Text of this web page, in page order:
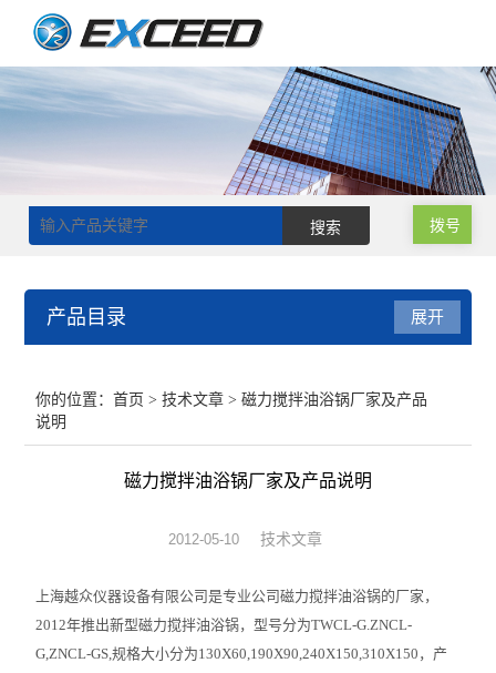
拨号
产品目录
双层玻璃反应釜
单层玻璃反应釜
低温冷却液循环泵
展开
你的位置：首页 >技术文章 > 磁力搅拌油浴锅厂家及产品
说明
磁力搅拌油浴锅厂家及产品说明
2012-05-10 技术文章
上海越众仪器设备有限公司是专业公司磁力搅拌油浴锅的厂家，
2012年推出新型磁力搅拌油浴锅，型号分为TWCL-G.ZNCL-
G,ZNCL-GS,规格大小分为130X60,190X90,240X150,310X150，产